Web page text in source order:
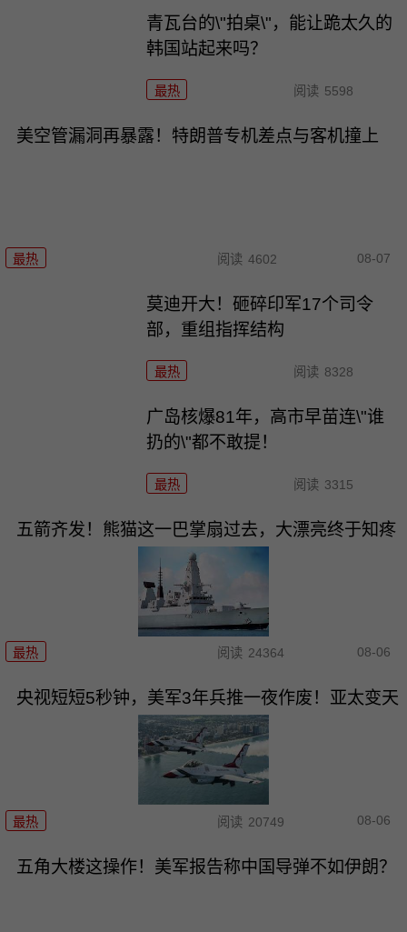
青瓦台的\"拍桌\"，能让跪太久的
韩国站起来吗？
最热 阅读 5598
美空管漏洞再暴露！特朗普专机差点与客机撞上
最热 阅读 4602 08-07
莫迪开大！砸碎印军17个司令
部，重组指挥结构
最热 阅读 8328
广岛核爆81年，高市早苗连\"谁
扔的\"都不敢提！
最热 阅读 3315
五箭齐发！熊猫这一巴掌扇过去，大漂亮终于知疼
最热 阅读 24364 08-06
央视短短5秒钟，美军3年兵推一夜作废！亚太变天
最热 阅读 20749 08-06
五角大楼这操作！美军报告称中国导弹不如伊朗？